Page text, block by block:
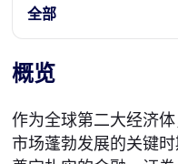
校园生活
全部
概览
作为全球第二大经济
市场蓬勃发展的关键